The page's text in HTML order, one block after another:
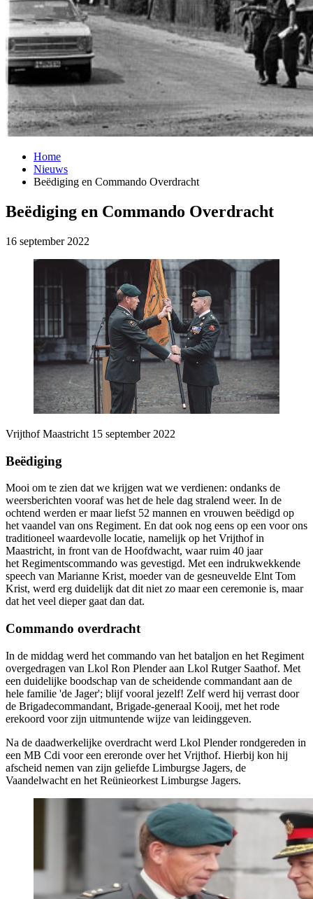
Home
Nieuws
Beëdiging en Commando Overdracht
Beëdiging en Commando Overdracht
16 september 2022
Vrijthof Maastricht 15 september 2022
Beëdiging
Mooi om te zien dat we krijgen wat we verdienen: ondanks de
weersberichten vooraf was het de hele dag stralend weer. In de
ochtend werden er maar liefst 52 mannen en vrouwen beëdigd op
het vaandel van ons Regiment. En dat ook nog eens op een voor ons
traditioneel waardevolle locatie, namelijk op het Vrijthof in
Maastricht, in front van de Hoofdwacht, waar ruim 40 jaar
het Regimentscommando was gevestigd. Met een indrukwekkende
speech van Marianne Krist, moeder van de gesneuvelde Elnt Tom
Krist, werd erg duidelijk dat dit niet zo maar een ceremonie is, maar
dat het veel dieper gaat dan dat.
Commando overdracht
In de middag werd het commando van het bataljon en het Regiment
overgedragen van Lkol Ron Plender aan Lkol Rutger Saathof. Met
een duidelijke boodschap van de scheidende commandant aan de
hele familie 'de Jager'; blijf vooral jezelf! Zelf werd hij verrast door
de Brigadecommandant, Brigade-generaal Kooij, met het rode
erekoord voor zijn uitmuntende wijze van leidinggeven.
Na de daadwerkelijke overdracht werd Lkol Plender rondgereden in
een MB Cdi voor een ereronde over het Vrijthof. Hierbij kon hij
afscheid nemen van zijn geliefde Limburgse Jagers, de
Vaandelwacht en het Reünieorkest Limburgse Jagers.